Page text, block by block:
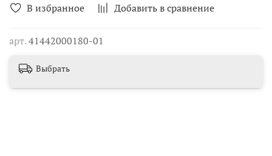
В избранное Добавить в сравнение
арт.41442000180-01
Выбрать